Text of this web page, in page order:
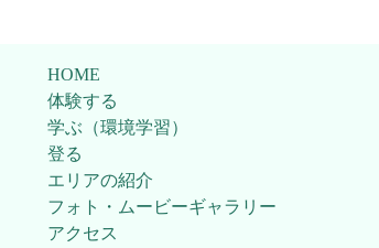
HOME
体験する
学ぶ（環境学習）
登る
エリアの紹介
フォト・ムービーギャラリー
アクセス